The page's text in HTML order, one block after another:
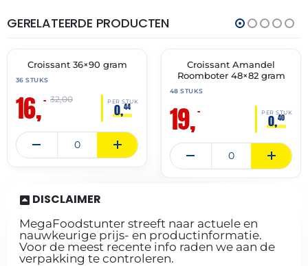
GERELATEERDE PRODUCTEN
🔥 OP=OP
THT:
30-
Croissant 36×90 gram
36 STUKS
16,– PER STUK
0,44
32,00
🔥 OP=OP
Croissant Amandel
Roomboter 48×82 gram
48 STUKS
19,– PER STUK
0,40
DISCLAIMER
MegaFoodstunter streeft naar actuele en
nauwkeurige prijs- en productinformatie.
Voor de meest recente info raden we aan de
verpakking te controleren.